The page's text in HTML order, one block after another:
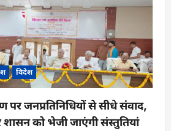
विदेश
पर जनप्रतिनिधियों से सीधे संवाद,
को भेजी जाएंगी संस्तुतियां